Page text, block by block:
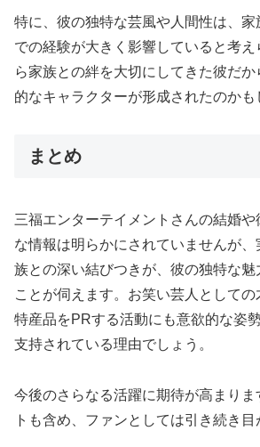
特に、彼の独特な芸風や人間性は、
での経験が大きく影響していると考
ら家族との絆を大切にしてきた彼だ
的なキャラクターが形成されたのかも
まとめ
三福エンターテイメントさんの結婚
な情報は明らかにされていませんが
族との深い結びつきが、彼の独特な魅
ことが伺えます。お笑い芸人として
特産品をPRする活動にも意欲的な姿
支持されている理由でしょう。
今後のさらなる活躍に期待が高まり
トも含め、ファンとしては引き続き目